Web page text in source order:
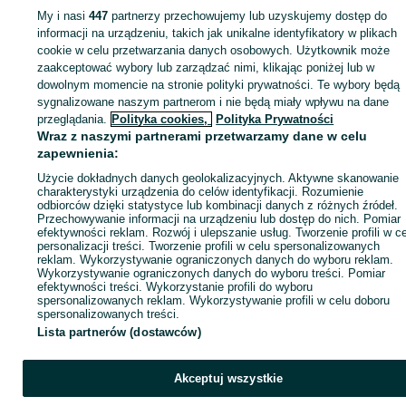
Strona główna Rolnictwo Części do maszyn rolniczych
Części do maszyn
rolniczych - Śląskie
Części do maszyn rolniczych - Wojkowice
KATEGORIA
997097310
Zadzwoń / SMS Wyślij wiadomość
My i nasi447 partnerzy przechowujemy lub uzyskujemy dostęp do
informacji na urządzeniu, takich jak unikalne identyfikatory w plikach
cookie w celu przetwarzania danych osobowych. Użytkownik może
zaakceptować wybory lub zarządzać nimi, klikając poniżej lub w
dowolnym momencie na stronie polityki prywatności. Te wybory będą
sygnalizowane naszym partnerom i nie będą miały wpływu na dane
przeglądania. Polityka cookies, Polityka Prywatności
Wraz z naszymi partnerami przetwarzamy dane w celu
zapewnienia:
Użycie dokładnych danych geolokalizacyjnych. Aktywne skanowanie
charakterystyki urządzenia do celów identyfikacji. Rozumienie
odbiorców dzięki statystyce lub kombinacji danych z różnych źródeł.
Przechowywanie informacji na urządzeniu lub dostęp do nich. Pomiar
efektywności reklam. Rozwój i ulepszanie usług. Tworzenie profili w
personalizacji treści. Tworzenie profili w celu spersonalizowanych
reklam. Wykorzystywanie ograniczonych danych do wyboru reklam.
Wykorzystywanie ograniczonych danych do wyboru treści. Pomiar
efektywności treści. Wykorzystanie profili do wyboru
spersonalizowanych reklam. Wykorzystywanie profili w celu doboru
spersonalizowanych treści.
Lista partnerów (dostawców)
Akceptuj wszystkie